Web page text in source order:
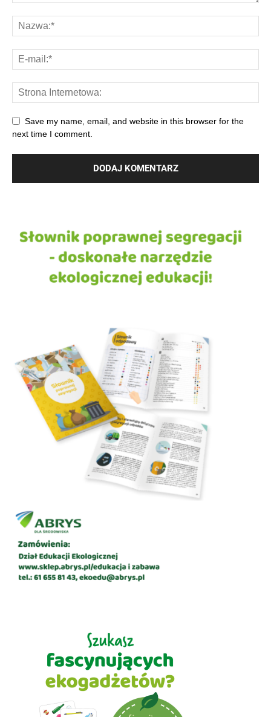
Save my name, email, and website in this browser for the
next time I comment.